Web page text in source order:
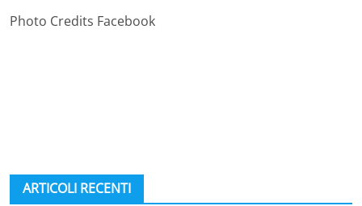
Photo Credits Facebook
ARTICOLI RECENTI